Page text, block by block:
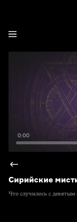
0:00
Сирийские
Что случилось с девятым